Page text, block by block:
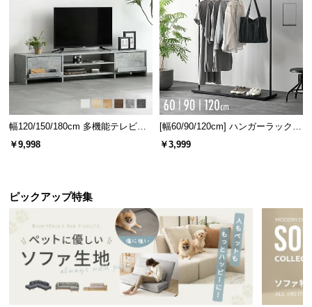
幅120/150/180cm 多機能テレビボ
ード 木目/石目調 オープン収納・
引き出し収納付き
￥9,998
[幅60/90/120cm] ハンガーラック
スチール 4段階高さ調節 サイドフ
ック オープンラック シンプル
￥3,999
ピックアップ特集